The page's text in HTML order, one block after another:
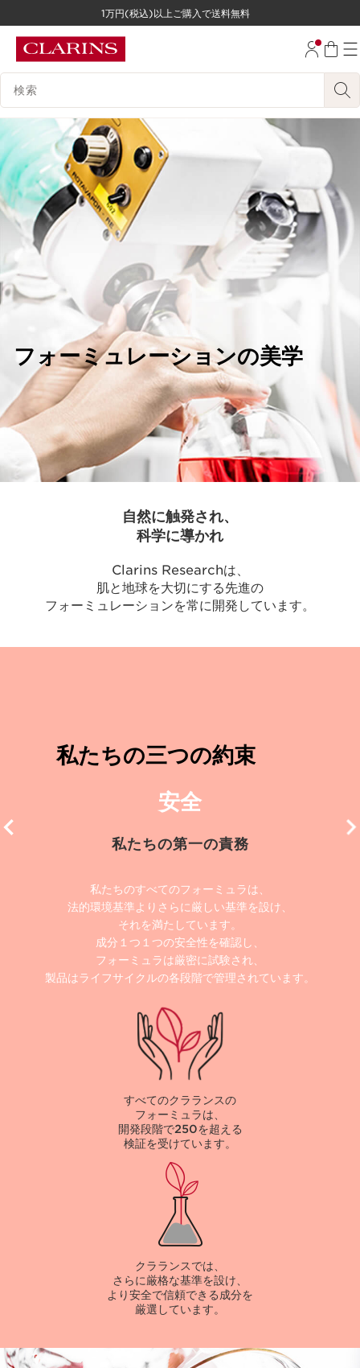
コンテンツへ移動
1万円(税込)以上ご購入で送料無料
検索候補
フォーミュレーションの美学
自然に触発され、
科学に導かれ
Clarins Researchは、
肌と地球を大切にする先進の
フォーミュレーションを常に開発しています。
私たちの三つの約束
安全
私たちの第一の責務
私たちのすべてのフォーミュラは、
法的環境基準よりさらに厳しい基準を設け、
それを満たしています。
成分１つ１つの安全性を確認し、
フォーミュラは厳密に試験され、
製品はライフサイクルの各段階で管理されています。
すべてのクラランスの
フォーミュラは、
開発段階で250を超える
検証を受けています。
クラランスでは、
さらに厳格な基準を設け、
より安全で信頼できる成分を
厳選しています。